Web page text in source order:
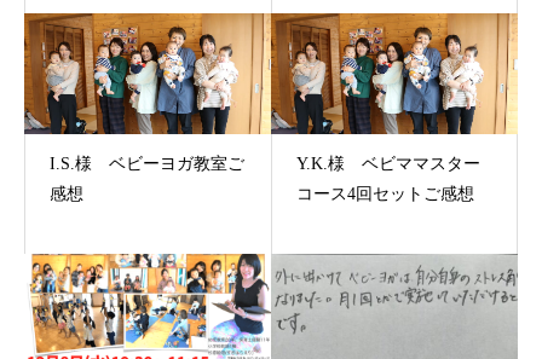
I.S.様 ベビーヨガ教室ご
感想
Y.K.様 ベビママスター
コース4回セットご感想